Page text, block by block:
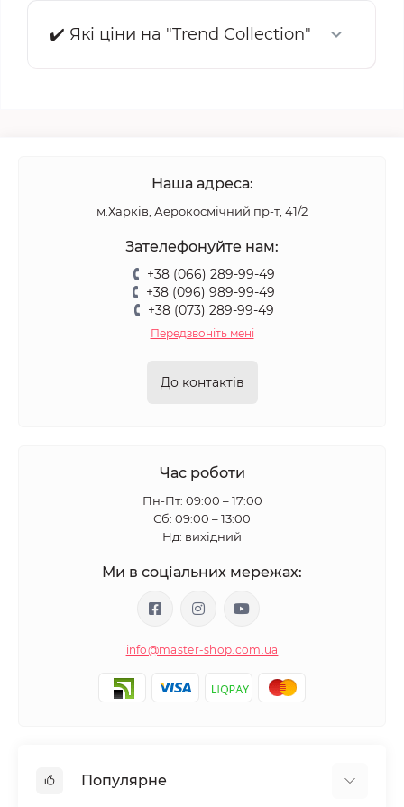
✔️ Які ціни на "Trend Collection"
Наша адреса:
м.Харків, Аерокосмічний пр-т, 41/2
Зателефонуйте нам:
+38 (066) 289-99-49
+38 (096) 989-99-49
+38 (073) 289-99-49
Передзвоніть мені
До контактів
Час роботи
Пн-Пт: 09:00 – 17:00
Сб: 09:00 – 13:00
Нд: вихідний
Ми в соціальних мережах:
info@master-shop.com.ua
Популярне